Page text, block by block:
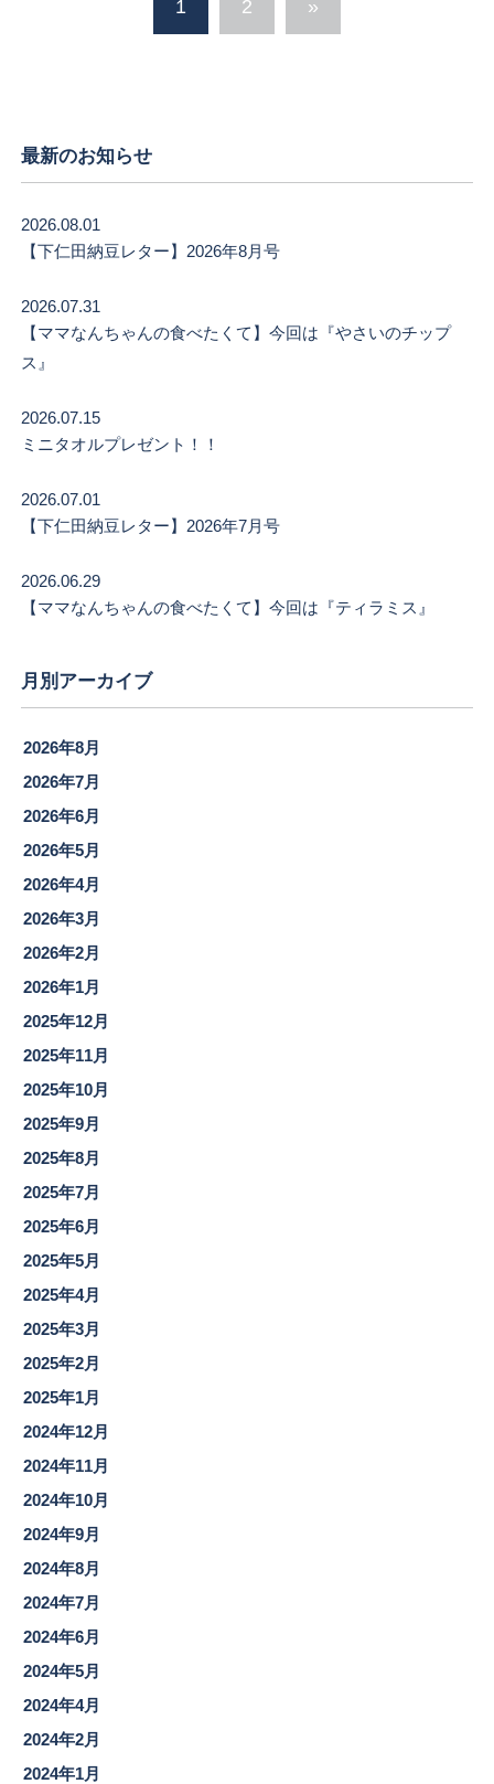
1 2 »
最新のお知らせ
【下仁田納豆レター】2026年8月号
2026.08.01
【ママなんちゃんの食べたくて】今回は『やさいのチップ
ス』
2026.07.31
ミニタオルプレゼント！！
2026.07.15
【下仁田納豆レター】2026年7月号
2026.07.01
【ママなんちゃんの食べたくて】今回は『ティラミス』
2026.06.29
月別アーカイブ
2026年8月
2026年7月
2026年6月
2026年5月
2026年4月
2026年3月
2026年2月
2026年1月
2025年12月
2025年11月
2025年10月
2025年9月
2025年8月
2025年7月
2025年6月
2025年5月
2025年4月
2025年3月
2025年2月
2025年1月
2024年12月
2024年11月
2024年10月
2024年9月
2024年8月
2024年7月
2024年6月
2024年5月
2024年4月
2024年2月
2024年1月